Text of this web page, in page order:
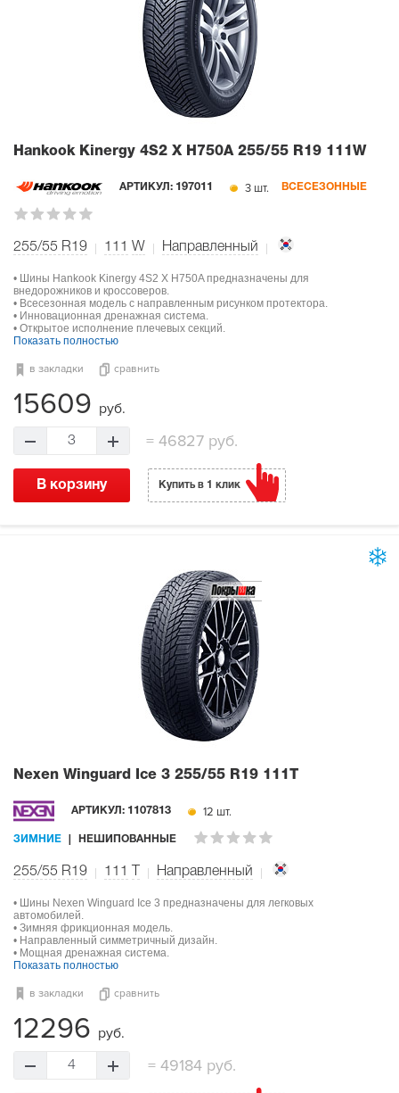
Hankook Kinergy 4S2 X H750A 255/55 R19 111W
АРТИКУЛ: 197011 3 шт. ВСЕСЕЗОННЫЕ
255/55 R19 111 W Направленный
• Шины Hankook Kinergy 4S2 X H750A предназначены для
внедорожников и кроссоверов.
• Всесезонная модель с направленным рисунком протектора.
• Инновационная дренажная система.
• Открытое исполнение плечевых секций.
Показать полностью
в закладки сравнить
15609 руб.
3 = 46827 руб.
В корзину Купить в 1 клик
Nexen Winguard Ice 3 255/55 R19 111T
АРТИКУЛ: 1107813 12 шт.
ЗИМНИЕ НЕШИПОВАННЫЕ
255/55 R19 111 Направленный
• Шины Nexen Winguard Ice 3 предназначены для легковых
автомобилей.
• Зимняя фрикционная модель.
• Направленный симметричный дизайн.
• Мощная дренажная система.
Показать полностью
в закладки сравнить
12296 руб.
4 = 49184 руб.